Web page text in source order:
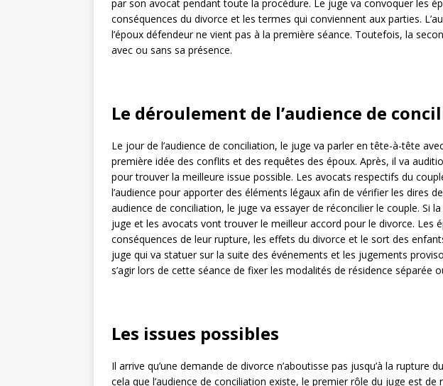
par son avocat pendant toute la procédure. Le juge va convoquer les
conséquences du divorce et les termes qui conviennent aux parties.
l’époux défendeur ne vient pas à la première séance. Toutefois, la
avec ou sans sa présence.
Le déroulement de l’audience de
Le jour de l’audience de conciliation, le juge va parler en tête-à-tête
première idée des conflits et des requêtes des époux. Après, il va
pour trouver la meilleure issue possible. Les avocats respectifs du
l’audience pour apporter des éléments légaux afin de vérifier les dires
audience de conciliation, le juge va essayer de réconcilier le couple. Si
juge et les avocats vont trouver le meilleur accord pour le divorce. Les
conséquences de leur rupture, les effets du divorce et le sort des
juge qui va statuer sur la suite des événements et les jugements
s’agir lors de cette séance de fixer les modalités de résidence séparée
Les issues possibles
Il arrive qu’une demande de divorce n’aboutisse pas jusqu’à la rupture
cela que l’audience de conciliation existe, le premier rôle du juge est de